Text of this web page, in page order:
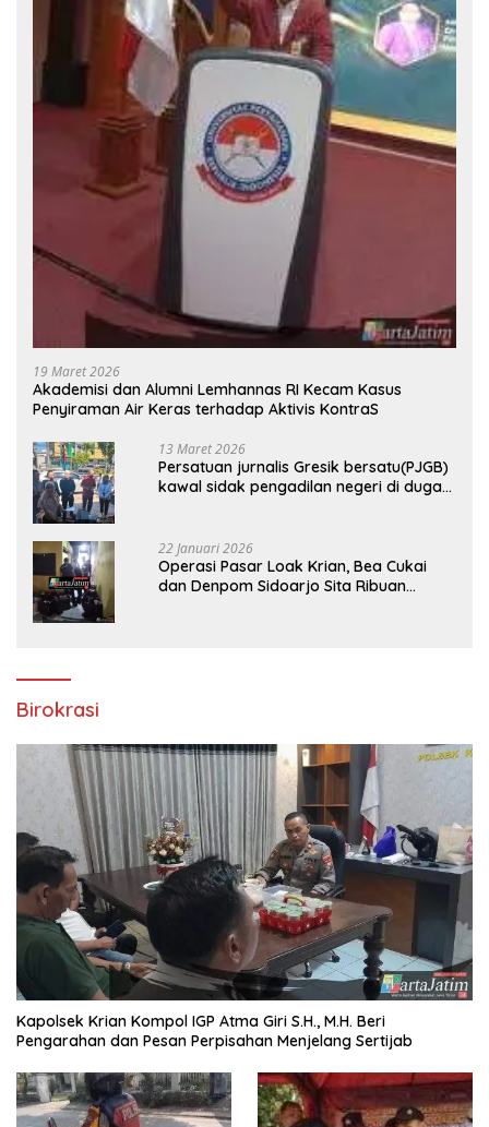
19 Maret 2026
Akademisi dan Alumni Lemhannas RI Kecam Kasus
Penyiraman Air Keras terhadap Aktivis KontraS
13 Maret 2026
Persatuan jurnalis Gresik bersatu(PJGB)
kawal sidak pengadilan negeri di duga
22 Januari 2026
Operasi Pasar Loak Krian, Bea Cukai
dan Denpom Sidoarjo Sita Ribuan
Birokrasi
Kapolsek Krian Kompol IGP Atma Giri S.H., M.H. Beri
Pengarahan dan Pesan Perpisahan Menjelang Sertijab